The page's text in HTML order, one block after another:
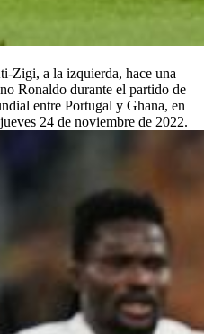
Zigi, a la izquierda, hace una
Ronaldo durante el partido de
entre Portugal y Ghana, en
24 de noviembre de 2022.